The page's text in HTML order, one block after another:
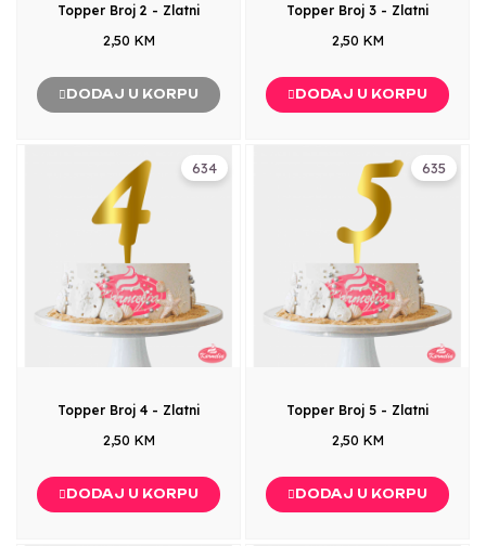
Topper Broj 2 - Zlatni
2,50 KM
DODAJ U KORPU
Topper Broj 3 - Zlatni
2,50 KM
DODAJ U KORPU
634
Topper Broj 4 - Zlatni
2,50 KM
DODAJ U KORPU
635
Topper Broj 5 - Zlatni
2,50 KM
DODAJ U KORPU